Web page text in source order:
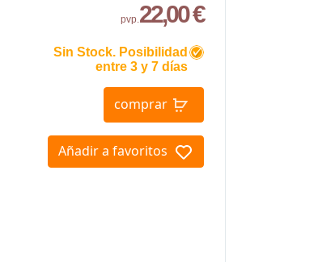
pvp.22,00 €
Sin Stock. Posibilidad
entre 3 y 7 días
comprar
Añadir a favoritos